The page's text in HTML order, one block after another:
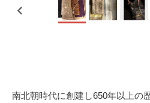
南北朝時代に創建し650年以上の